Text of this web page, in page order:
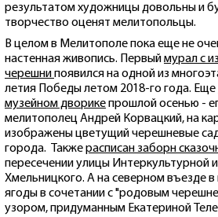
результатом художницы довольны и
творчество оценят мелитопольцы.
В целом в Мелитополе пока еще не
настенная живопись. Первыймурал с
черешнипоявился на одной из
летия Победы летом 2018-го года. Еще
музейном дворикепрошлой осенью -
мелитополец Андрей Корвацкий, на
изображены цветущий черешневые
города. Такжерасписан заборн
пересечении улицы Интеркультурной
Хмельницкого. А на северном въезде
ягоды в сочетании с "родовым
узором, придуманным Екатериной